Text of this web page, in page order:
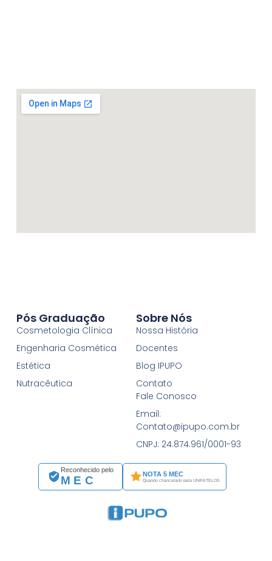
Reconhecido pelo
MEC
NOTA 5 MEC
Quando chancelado pela UNIFATELOS
Pós Graduação
Cosmetologia Clínica
Engenharia Cosmética
Estética
Nutracêutica
Sobre Nós
Nossa História
Docentes
Blog IPUPO
Contato
Fale Conosco
Email:
Contato@ipupo.com.br
CNPJ: 24.874.961/0001-93